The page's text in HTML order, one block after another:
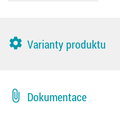
settings Varianty produktu
attach_file Dokumentace